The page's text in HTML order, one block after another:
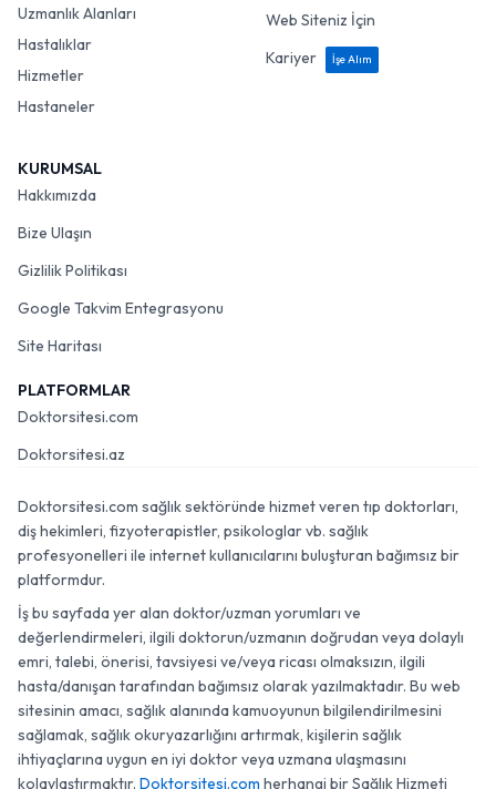
Uzmanlık Alanları
Hastalıklar
Hizmetler
Hastaneler
Web Siteniz İçin
Kariyer
İşe Alım
KURUMSAL
Hakkımızda
Bize Ulaşın
Gizlilik Politikası
Google Takvim Entegrasyonu
Site Haritası
PLATFORMLAR
Doktorsitesi.com
Doktorsitesi.az
Doktorsitesi.com sağlık sektöründe hizmet veren tıp doktorları,
diş hekimleri, fizyoterapistler, psikologlar vb. sağlık
profesyonelleri ile internet kullanıcılarını buluşturan bağımsız bir
platformdur.
İş bu sayfada yer alan doktor/uzman yorumları ve
değerlendirmeleri, ilgili doktorun/uzmanın doğrudan veya dolaylı
emri, talebi, önerisi, tavsiyesi ve/veya ricası olmaksızın, ilgili
hasta/danışan tarafından bağımsız olarak yazılmaktadır. Bu web
sitesinin amacı, sağlık alanında kamuoyunun bilgilendirilmesini
sağlamak, sağlık okuryazarlığını artırmak, kişilerin sağlık
ihtiyaçlarına uygun en iyi doktor veya uzmana ulaşmasını
kolaylaştırmaktır. Doktorsitesi.com herhangi bir Sağlık Hizmeti